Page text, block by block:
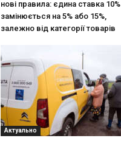
нові правила: єдина ставка 10%
замінюється на 5% або 15%,
залежно від категорії товарів
Актуально